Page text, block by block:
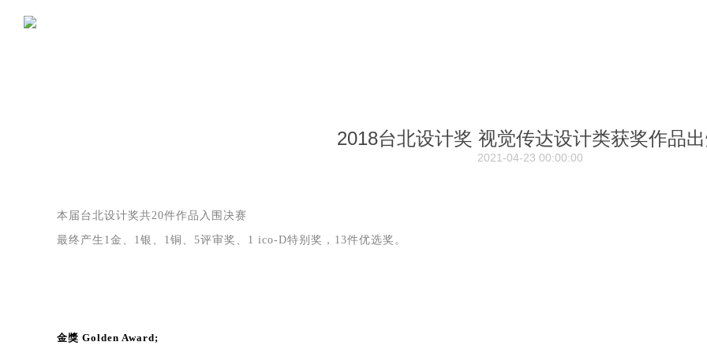
2018台北设计奖 视觉传达设计类获奖作品
2021-04-23 00:00:00
本届台北设计奖共20件作品入围决赛
最终产生1金、1银、1铜、5评审奖、1 ico-D特别奖，13件优选奖。
金獎 Golden Award;